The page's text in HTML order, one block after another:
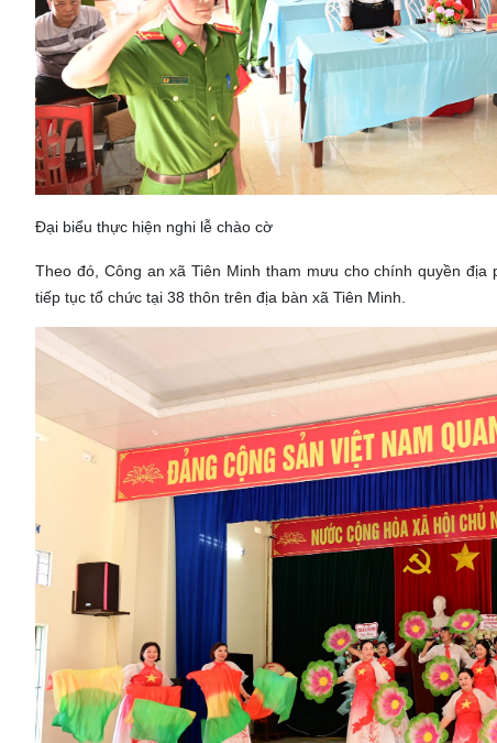
Đại biểu thực hiện nghi lễ chào cờ
Theo đó, Công an xã Tiên Minh tham mưu cho chính quyền
tiếp tục tổ chức tại 38 thôn trên địa bàn xã Tiên Minh.